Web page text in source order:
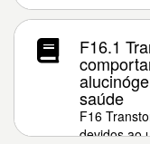
F16.1
saúde
F16
devidos ao